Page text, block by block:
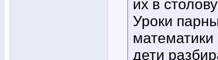
их в
Уроки
дети